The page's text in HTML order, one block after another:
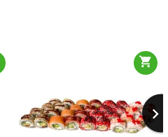
keyboard_arrow_right
shopping_cart